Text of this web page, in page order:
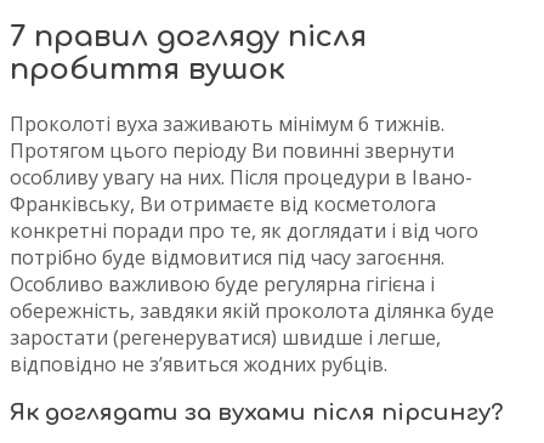
7 правил догляду після
пробиття вушок
Проколоті вуха заживають мінімум 6 тижнів.
Протягом цього періоду Ви повинні звернути
особливу увагу на них. Після процедури в Івано-
Франківську, Ви отримаєте від косметолога
конкретні поради про те, як доглядати і від чого
потрібно буде відмовитися під часу загоєння.
Особливо важливою буде регулярна гігієна і
обережність, завдяки якій проколота ділянка буде
заростати (регенеруватися) швидше і легше,
відповідно не з’явиться жодних рубців.
Як доглядати за вухами після пірсингу?